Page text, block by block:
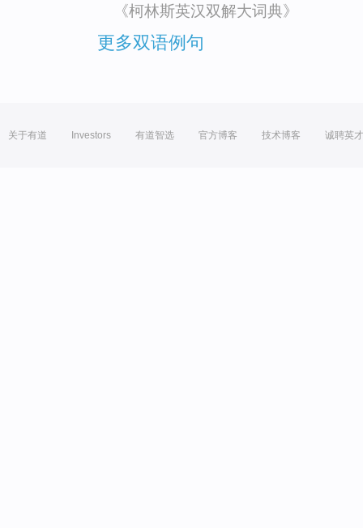
《柯林斯英汉双解大词典》
更多双语例句
关于有道 Investors 有道智选 官方博客 技术博客 诚聘英才